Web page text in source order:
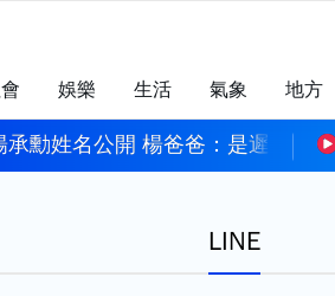
娛樂 生活 氣象 地方
勳姓名公開 楊爸爸：是遲來正義
LINE